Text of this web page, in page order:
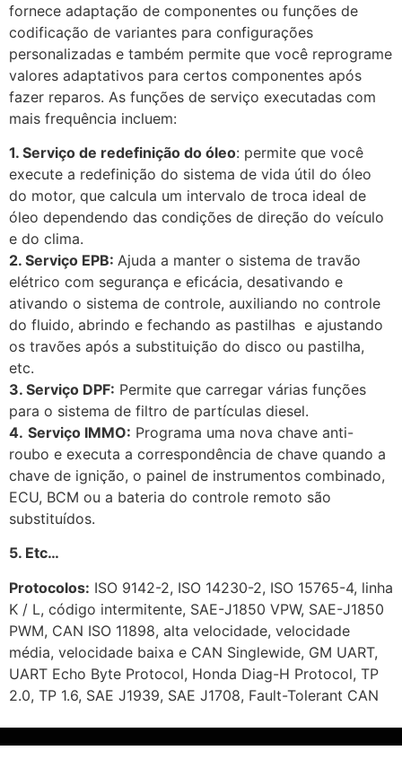
fornece adaptação de componentes ou funções de
codificação de variantes para configurações
personalizadas e também permite que você reprograme
valores adaptativos para certos componentes após
fazer reparos. As funções de serviço executadas com
mais frequência incluem:
1. Serviço de redefinição do óleo: permite que você
execute a redefinição do sistema de vida útil do óleo
do motor, que calcula um intervalo de troca ideal de
óleo dependendo das condições de direção do veículo
e do clima.
2. Serviço EPB: Ajuda a manter o sistema de travão
elétrico com segurança e eficácia, desativando e
ativando o sistema de controle, auxiliando no controle
do fluido, abrindo e fechando as pastilhas e ajustando
os travões após a substituição do disco ou pastilha,
etc.
3. Serviço DPF: Permite que carregar várias funções
para o sistema de filtro de partículas diesel.
4. Serviço IMMO: Programa uma nova chave anti-
roubo e executa a correspondência de chave quando a
chave de ignição, o painel de instrumentos combinado,
ECU, BCM ou a bateria do controle remoto são
substituídos.
5. Etc…
Protocolos: ISO 9142-2, ISO 14230-2, ISO 15765-4, linha
K / L, código intermitente, SAE-J1850 VPW, SAE-J1850
PWM, CAN ISO 11898, alta velocidade, velocidade
média, velocidade baixa e CAN Singlewide, GM UART,
UART Echo Byte Protocol, Honda Diag-H Protocol, TP
2.0, TP 1.6, SAE J1939, SAE J1708, Fault-Tolerant CAN